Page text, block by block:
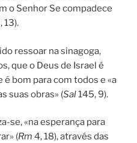
o Senhor Se compadece
13).
ressoar na sinagoga,
que o Deus de Israel é
é bom para com todos e «a
suas obras» (Sal145, 9).
se, «na esperança para
(Rm 4, 18), através das